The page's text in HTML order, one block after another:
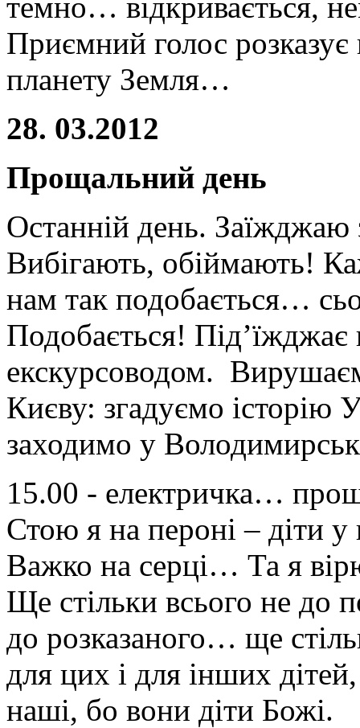
Приємний голос
планету Земля…
28. 03.2012
Прощальний день
Останній день. Заїжджаю
Вибігають, обіймають!
нам так подобається…
Подобається! Під’їжджає
екскурсоводом.
Києву: згадуємо історію
заходимо у
15.00 - електричка…
Стою я на пероні – діти у
Важко на серці… Та я
Ще стільки всього не до
до розказаного… ще
для цих і для інших
наші, бо вони діти Божі.